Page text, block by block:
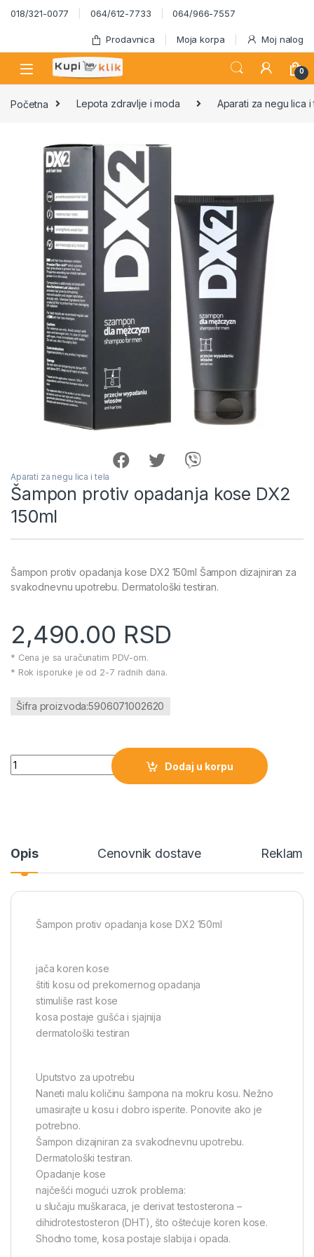
Skip to navigation
Skip to content
018/321-0077 064/612-7733 064/966-7557
Prodavnica Moja korpa Moj nalog
0
Početna Lepota zdravlje i moda Aparati za negu lica i
Aparati za negu lica i tela
Šampon protiv opadanja kose DX2
150ml
Šampon protiv opadanja kose DX2 150ml Šampon dizajniran za
svakodnevnu upotrebu. Dermatološki testiran.
2,490.00 RSD
* Cena je sa uračunatim PDV-om.
* Rok isporuke je od 2-7 radnih dana.
Šifra proizvoda:5906071002620
Šampon protiv opadanja kose DX2 150ml količina
Dodaj u korpu
Opis Cenovnik dostave
Šampon protiv opadanja kose DX2 150ml
jača koren kose
štiti kosu od prekomernog opadanja
stimuliše rast kose
kosa postaje gušća i sjajnija
dermatološki testiran
Uputstvo za upotrebu
Naneti malu količinu šampona na mokru kosu. Nežno
umasirajte u kosu i dobro isperite. Ponovite ako je
potrebno.
Šampon dizajniran za svakodnevnu upotrebu.
Dermatološki testiran.
Opadanje kose
najčešći mogući uzrok problema:
u slučaju muškaraca, je derivat testosterona –
dihidrotestosteron (DHT), što oštećuje koren kose.
Shodno tome, kosa postaje slabija i opada.